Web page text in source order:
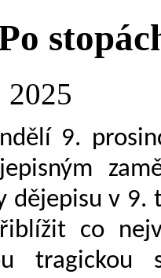
2025
9.
dějepisu v 9.
co